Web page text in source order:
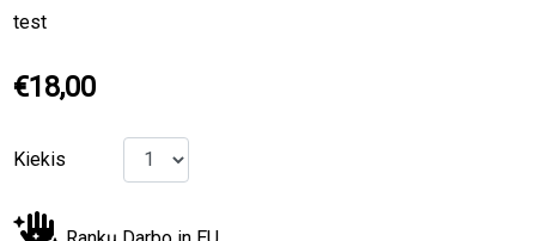
test
€18,00
Kiekis